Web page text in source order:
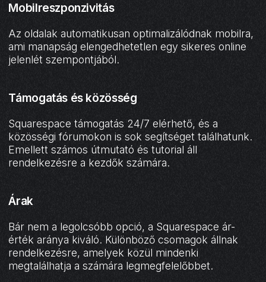
Mobilreszponzivitás
Az oldalak automatikusan optimalizálódnak mobilra,
ami manapság elengedhetetlen egy sikeres online
jelenlét szempontjából.
Támogatás és közösség
Squarespace támogatás 24/7 elérhető, és a
közösségi fórumokon is sok segítséget találhatunk.
Emellett számos útmutató és tutorial áll
rendelkezésre a kezdők számára.
Árak
Bár nem a legolcsóbb opció, a Squarespace ár-
érték aránya kiváló. Különböző csomagok állnak
rendelkezésre, amelyek közül mindenki
megtalálhatja a számára legmegfelelőbbet.